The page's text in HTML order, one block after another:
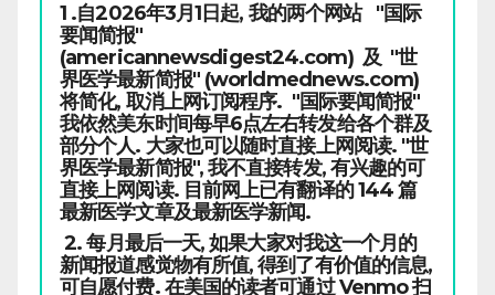
1 .自2026年3月1日起, 我的两个网站 "国际
要闻简报"
(americannewsdigest24.com) 及 "世
界医学最新简报" (worldmednews.com)
将简化, 取消上网订阅程序. "国际要闻简报"
我依然美东时间每早6点左右转发给各个群及
部分个人. 大家也可以随时直接上网阅读. "世
界医学最新简报", 我不直接转发, 有兴趣的可
直接上网阅读. 目前网上已有翻译的 144 篇
最新医学文章及最新医学新闻.
2. 每月最后一天, 如果大家对我这一个月的
新闻报道感觉物有所值, 得到了有价值的信息,
可自愿付费. 在美国的读者可通过 Venmo 扫